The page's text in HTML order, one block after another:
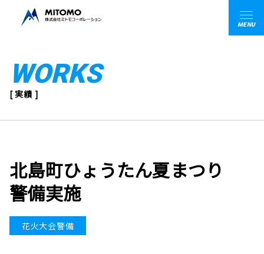
MENU
WORKS
[ 実績 ]
北島町ひょうたん夏まつり
警備実施
花火大会警備